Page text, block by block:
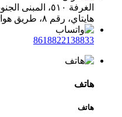
هايتاي، رقم ٨، طريق هواتيان، تيانجين، الصين
8618822138833
هاتف
هاتف